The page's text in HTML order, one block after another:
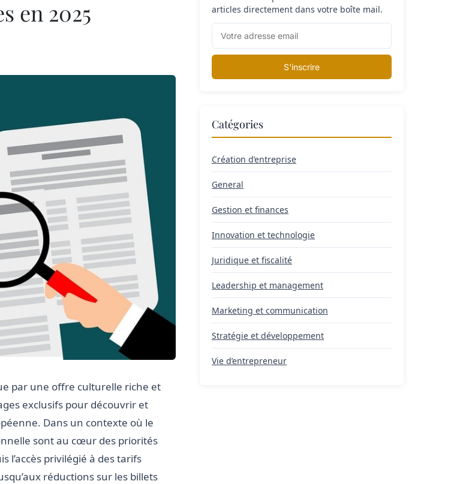
en 2025
par une offre culturelle riche et
exclusifs pour découvrir et
Dans un contexte où le
sont au cœur des priorités
l’accès privilégié à des tarifs
réductions sur les billets
articles directement dans votre boîte mail.
S'inscrire
Catégories
Création d’entreprise
General
Gestion et finances
Innovation et technologie
Juridique et fiscalité
Leadership et management
Marketing et communication
Stratégie et développement
Vie d’entrepreneur